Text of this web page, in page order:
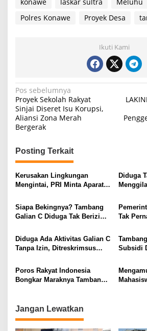
konawe
laskar sultra Meluhu
Polres Konawe
Proyek Desa
Ikuti Kami
N
a
v
g
a
s
p
o
s
Pos sebelumnya
Proyek Sekolah Rakyat
Sinjai Diseret Isu Korupsi,
Aliansi Zona Merah
Bergerak
Posting Terkait
Kerusakan Lingkungan
Mengintai, PRI Minta Aparat
Gowa
Diduga
Siapa Bekingnya? Tambang
Galian C Diduga Tak Berizin
Tak
Jadi
Diduga Ada Aktivitas Galian C
Tanpa Izin, Ditreskrimsus
Bergerak Cepat
Subsidi
Tegas
Poros Rakyat Indonesia
Bongkar Maraknya Tambang
Jangan Lewatkan